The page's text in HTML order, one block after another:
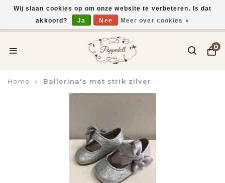
Voor 15:00 uur besteld, vandaag verzonden*
0
Home Ballerina's met strik zilver
Wij slaan cookies op om onze website te verbeteren. Is dat
akkoord?
Ja Nee Meer over cookies »